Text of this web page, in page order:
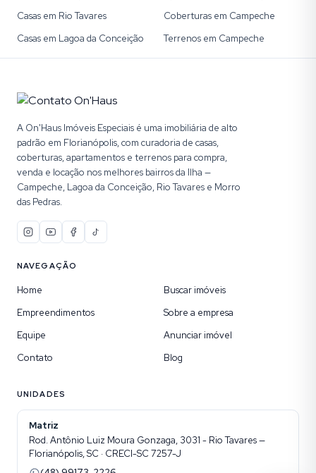
Casas em Rio Tavares
Coberturas em Campeche
Casas em Lagoa da Conceição
Terrenos em Campeche
A On'Haus Imóveis Especiais é uma imobiliária de alto
padrão em Florianópolis, com curadoria de casas,
coberturas, apartamentos e terrenos para compra,
venda e locação nos melhores bairros da Ilha —
Campeche, Lagoa da Conceição, Rio Tavares e Morro
das Pedras.
NAVEGAÇÃO
Home
Buscar imóveis
Empreendimentos
Sobre a empresa
Equipe
Anunciar imóvel
Contato
Blog
UNIDADES
Matriz
Rod. Antônio Luiz Moura Gonzaga, 3031 - Rio Tavares —
Florianópolis, SC · CRECI-SC 7257-J